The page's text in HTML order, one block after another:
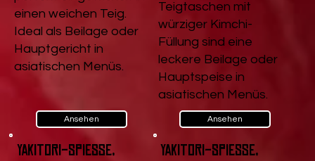
einen weichen Teig.
Ideal als Beilage oder
Hauptgericht in
asiatischen Menüs.
Ansehen
Teigtaschen mit
würziger Kimchi-
Füllung sind eine
leckere Beilage oder
Hauptspeise in
asiatischen Menüs.
Ansehen
Yakitori-Spieße,
Yakitori-Spieße,